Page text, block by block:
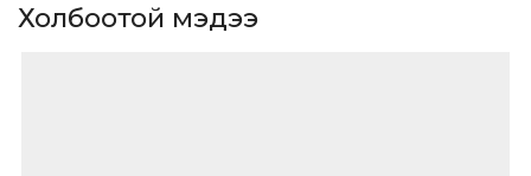
Холбоотой мэдээ